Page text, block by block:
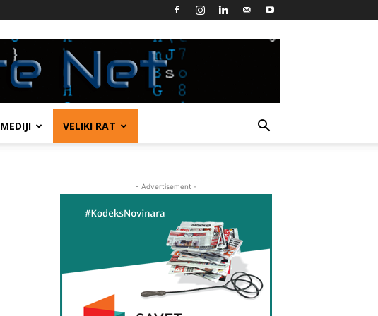
MEDIJI VELIKI RAT
- Advertisement -